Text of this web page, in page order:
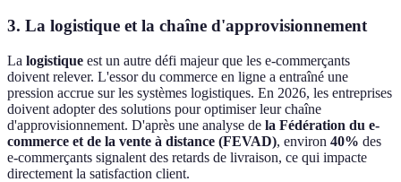
3. La logistique et la chaîne d'approvisionnement
La logistique est un autre défi majeur que les e-commerçants
doivent relever. L'essor du commerce en ligne a entraîné une
pression accrue sur les systèmes logistiques. En 2026, les entreprises
doivent adopter des solutions pour optimiser leur chaîne
d'approvisionnement. D'après une analyse de la Fédération du e-
commerce et de la vente à distance (FEVAD), environ 40% des
e-commerçants signalent des retards de livraison, ce qui impacte
directement la satisfaction client.